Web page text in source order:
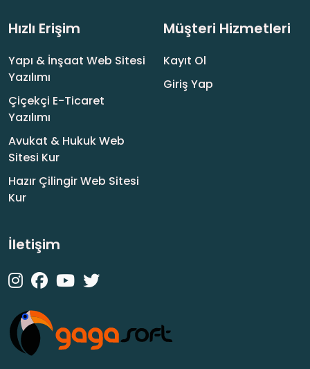
Hızlı Erişim
Yapı & İnşaat Web Sitesi
Yazılımı
Çiçekçi E-Ticaret
Yazılımı
Avukat & Hukuk Web
Sitesi Kur
Hazır Çilingir Web Sitesi
Kur
Müşteri Hizmetleri
Kayıt Ol
Giriş Yap
İletişim